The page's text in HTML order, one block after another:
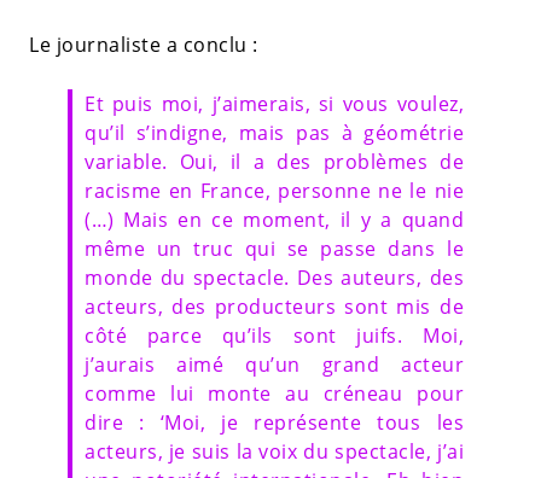
Le journaliste a conclu :
Et puis moi, j’aimerais, si vous voulez,
qu’il s’indigne, mais pas à géométrie
variable. Oui, il a des problèmes de
racisme en France, personne ne le nie
(…) Mais en ce moment, il y a quand
même un truc qui se passe dans le
monde du spectacle. Des auteurs, des
acteurs, des producteurs sont mis de
côté parce qu’ils sont juifs. Moi,
j’aurais aimé qu’un grand acteur
comme lui monte au créneau pour
dire : ‘Moi, je représente tous les
acteurs, je suis la voix du spectacle, j’ai